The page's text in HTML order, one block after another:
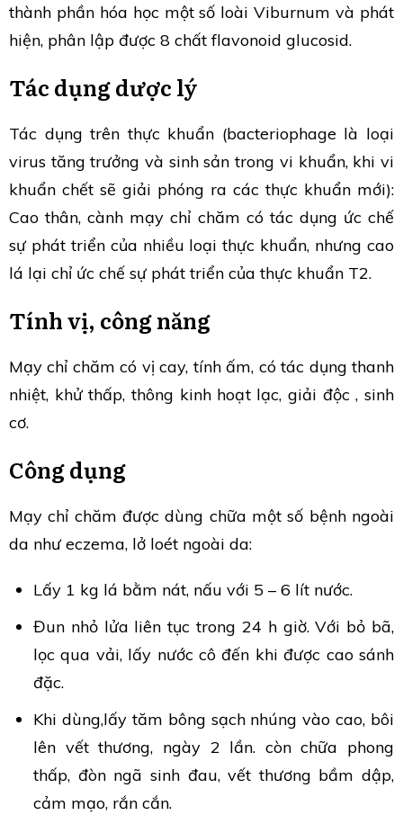
thành phần hóa học một số loài Viburnum và phát
hiện, phân lập được 8 chất flavonoid glucosid.
Tác dụng dược lý
Tác dụng trên thực khuẩn (bacteriophage là loại
virus tăng trưởng và sinh sản trong vi khuẩn, khi vi
khuẩn chết sẽ giải phóng ra các thực khuẩn mới):
Cao thân, cành mạy chỉ chăm có tác dụng ức chế
sự phát triển của nhiều loại thực khuẩn, nhưng cao
lá lại chỉ ức chế sự phát triển của thực khuẩn T2.
Tính vị, công năng
Mạy chỉ chăm có vị cay, tính ấm, có tác dụng thanh
nhiệt, khử thấp, thông kinh hoạt lạc, giải độc , sinh
cơ.
Công dụng
Mạy chỉ chăm được dùng chữa một số bệnh ngoài
da như eczema, lở loét ngoài da:
Lấy 1 kg lá bằm nát, nấu với 5 – 6 lít nước.
Đun nhỏ lửa liên tục trong 24 h giờ. Với bỏ bã,
lọc qua vải, lấy nước cô đến khi được cao sánh
đặc.
Khi dùng,lấy tăm bông sạch nhúng vào cao, bôi
lên vết thương, ngày 2 lần. còn chữa phong
thấp, đòn ngã sinh đau, vết thương bầm dập,
cảm mạo, rắn cắn.